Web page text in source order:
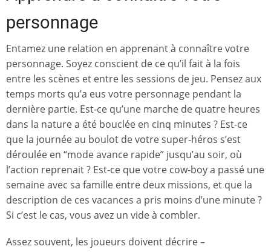
personnage
Entamez une relation en apprenant à connaître votre
personnage. Soyez conscient de ce qu’il fait à la fois
entre les scènes et entre les sessions de jeu. Pensez aux
temps morts qu’a eus votre personnage pendant la
dernière partie. Est-ce qu’une marche de quatre heures
dans la nature a été bouclée en cinq minutes ? Est-ce
que la journée au boulot de votre super-héros s’est
déroulée en “mode avance rapide” jusqu’au soir, où
l’action reprenait ? Est-ce que votre cow-boy a passé une
semaine avec sa famille entre deux missions, et que la
description de ces vacances a pris moins d’une minute ?
Si c’est le cas, vous avez un vide à combler.
Assez souvent, les joueurs doivent décrire –